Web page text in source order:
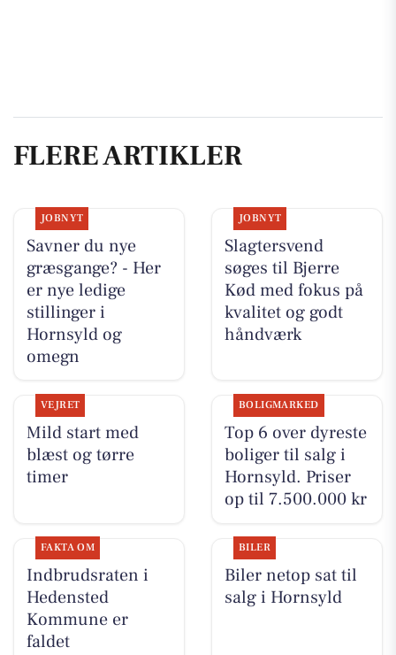
FLERE ARTIKLER
JOBNYT
Savner du nye
græsgange? - Her
er nye ledige
stillinger i
Hornsyld og
omegn
JOBNYT
Slagtersvend
søges til Bjerre
Kød med fokus på
kvalitet og godt
håndværk
VEJRET
Mild start med
blæst og tørre
timer
BOLIGMARKED
Top 6 over dyreste
boliger til salg i
Hornsyld. Priser
op til 7.500.000 kr
FAKTA OM
Indbrudsraten i
Hedensted
Kommune er
faldet
BILER
Biler netop sat til
salg i Hornsyld